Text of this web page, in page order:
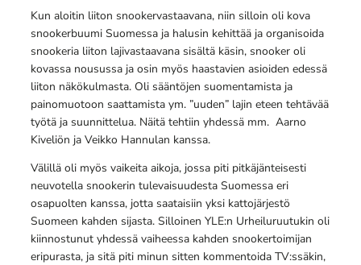
Kun aloitin liiton snookervastaavana, niin silloin oli kova
snookerbuumi Suomessa ja halusin kehittää ja organisoida
snookeria liiton lajivastaavana sisältä käsin, snooker oli
kovassa nousussa ja osin myös haastavien asioiden edessä
liiton näkökulmasta. Oli sääntöjen suomentamista ja
painomuotoon saattamista ym. ”uuden” lajin eteen tehtävää
työtä ja suunnittelua. Näitä tehtiin yhdessä mm. Aarno
Kiveliön ja Veikko Hannulan kanssa.
Välillä oli myös vaikeita aikoja, jossa piti pitkäjänteisesti
neuvotella snookerin tulevaisuudesta Suomessa eri
osapuolten kanssa, jotta saataisiin yksi kattojärjestö
Suomeen kahden sijasta. Silloinen YLE:n Urheiluruutukin oli
kiinnostunut yhdessä vaiheessa kahden snookertoimijan
eripurasta, ja sitä piti minun sitten kommentoida TV:ssäkin,